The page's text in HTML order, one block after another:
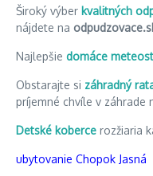
Široký výber kvalitných
nájdete na
Najlepšie domáce
Obstarajte si záhradný
príjemné chvíle v záhrade
Detské koberce rozžiaria
ubytovanie Chopok Jasná